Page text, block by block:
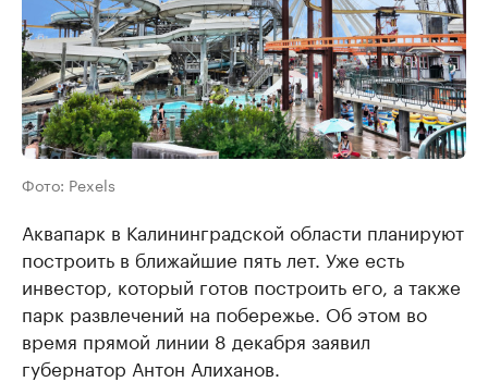
Фото: Pexels
Аквапарк в Калининградской области планируют
построить в ближайшие пять лет. Уже есть
инвестор, который готов построить его, а также
парк развлечений на побережье. Об этом во
время прямой линии 8 декабря заявил
губернатор Антон Алиханов.